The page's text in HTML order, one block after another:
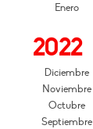
Enero
2022
Diciembre
Noviembre
Octubre
Septiembre